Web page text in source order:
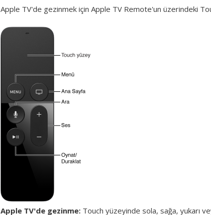
Apple TV'de gezinmek için Apple TV Remote'un üzerindeki
Apple TV'de gezinme: Touch yüzeyinde sola, sağa, yukarı